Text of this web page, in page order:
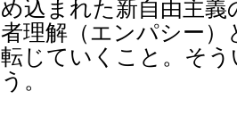
め込まれた新自由主
者理解（エンパシー
転じていくこと。そ
う。